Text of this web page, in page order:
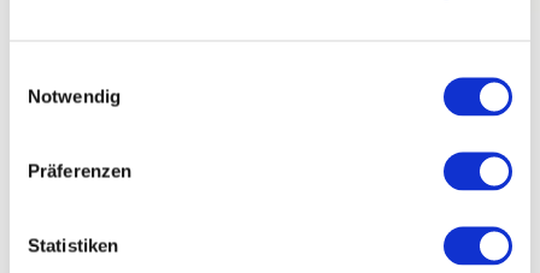
Notwendig
Präferenzen
Statistiken
Wijnmakerij Hungermüller